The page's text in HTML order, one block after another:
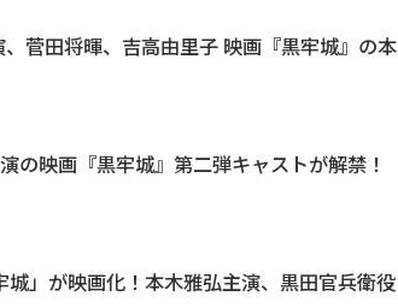
、菅田将暉、吉高由里子 映画『黒牢城』の本
の映画『黒牢城』第二弾キャストが解禁！
」が映画化！本木雅弘主演、黒田官兵衛役